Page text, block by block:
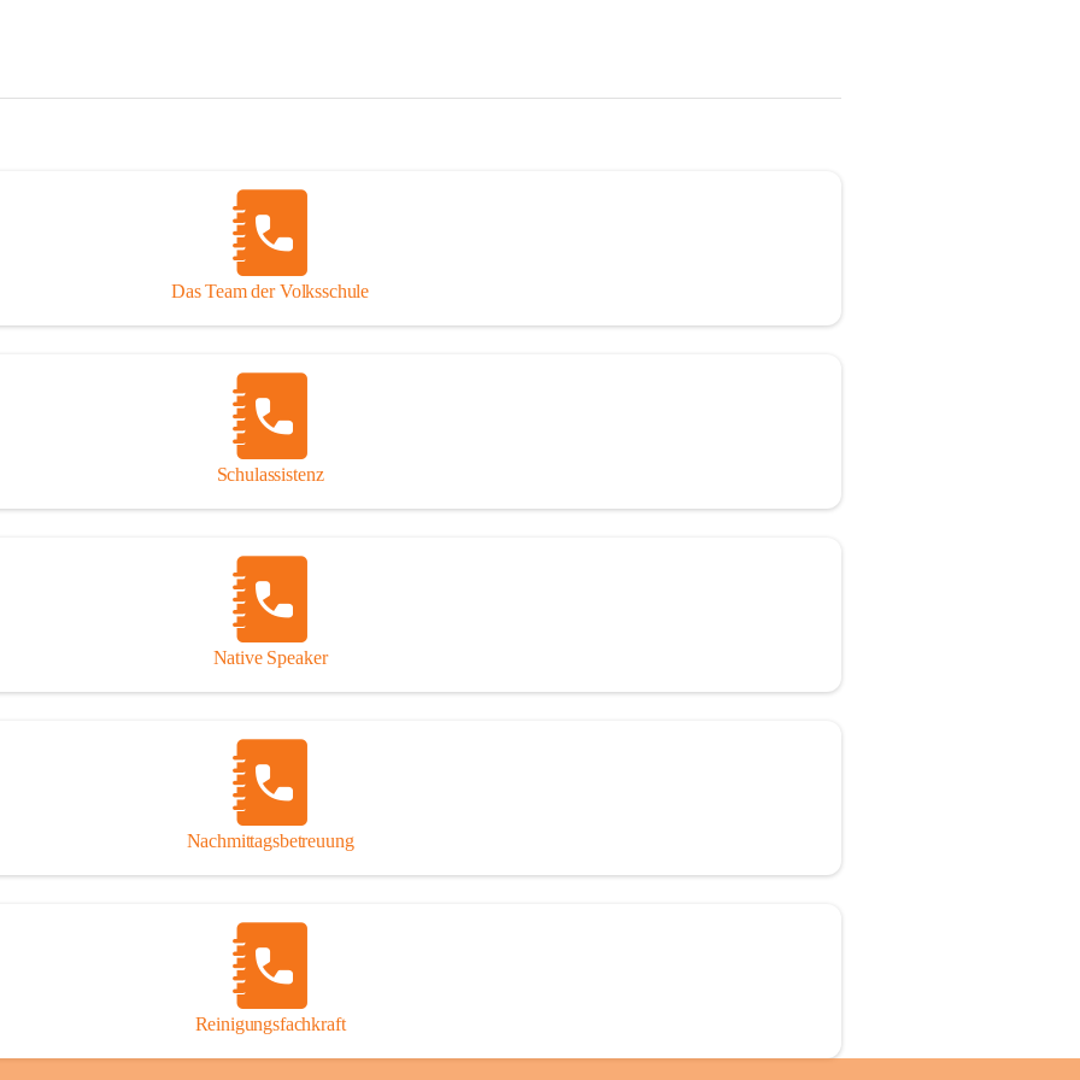
Das Team der Volksschule
Schulassistenz
Native Speaker
Nachmittagsbetreuung
Reinigungsfachkraft